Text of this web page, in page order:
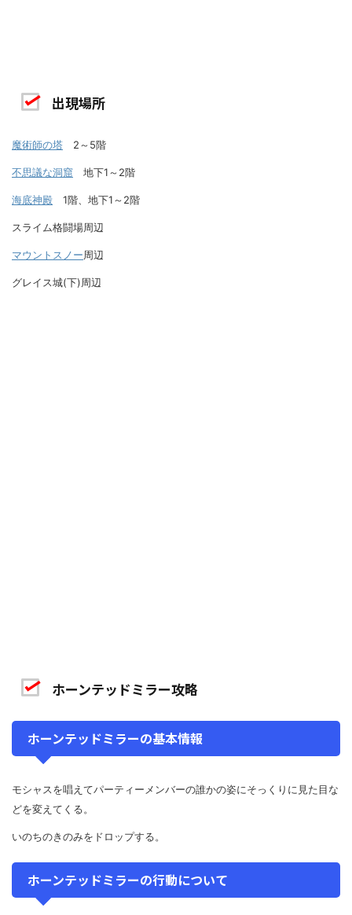
出現場所
魔術師の塔 2～5階
不思議な洞窟 地下1～2階
海底神殿 1階、地下1～2階
スライム格闘場周辺
マウントスノー周辺
グレイス城(下)周辺
ホーンテッドミラー攻略
ホーンテッドミラーの基本情報
モシャスを唱えてパーティーメンバーの誰かの姿にそっくりに見た目な
どを変えてくる。
いのちのきのみをドロップする。
ホーンテッドミラーの行動について